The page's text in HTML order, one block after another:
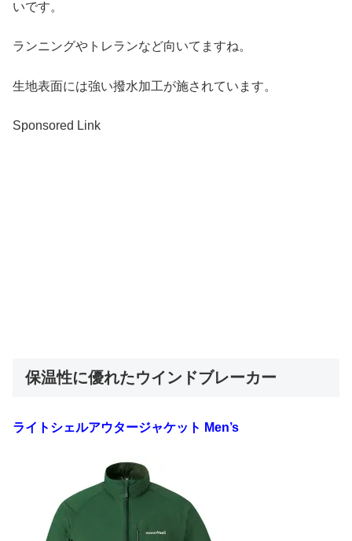
いです。
ランニングやトレランなど向いてますね。
生地表面には強い撥水加工が施されています。
Sponsored Link
保温性に優れたウインドブレーカー
ライトシェルアウタージャケット Men’s